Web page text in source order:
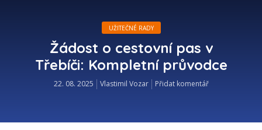
UŽITEČNÉ RADY
Žádost o cestovní pas v
Třebíči: Kompletní průvodce
22. 08. 2025 Vlastimil Vozar Přidat komentář